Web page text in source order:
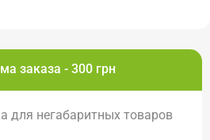
заказа - 300 грн
для негабаритных товаров